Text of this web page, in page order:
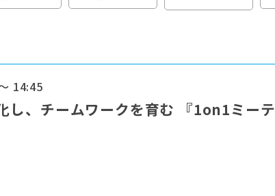
14:45
し、チームワークを育む 『1on1ミーテ